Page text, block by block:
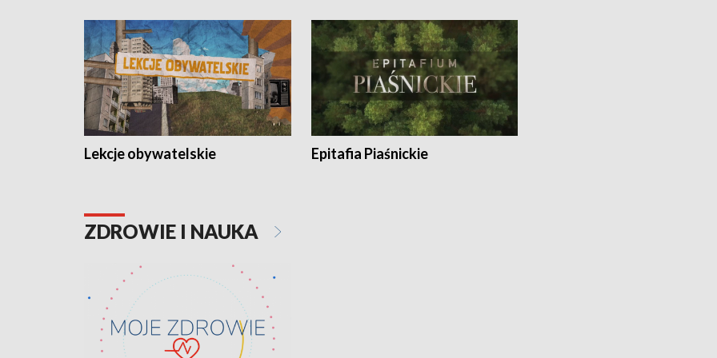
Lekcje obywatelskie Epitafia Piaśnickie
ZDROWIE I NAUKA